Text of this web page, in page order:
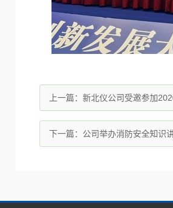
上一篇： 新北仪公司受邀参加
下一篇： 公司举办消防安全知识